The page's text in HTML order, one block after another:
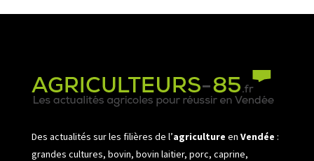
Des actualités sur les filières de l’agriculture en Vendée :
grandes cultures, bovin, bovin laitier, porc, caprine,